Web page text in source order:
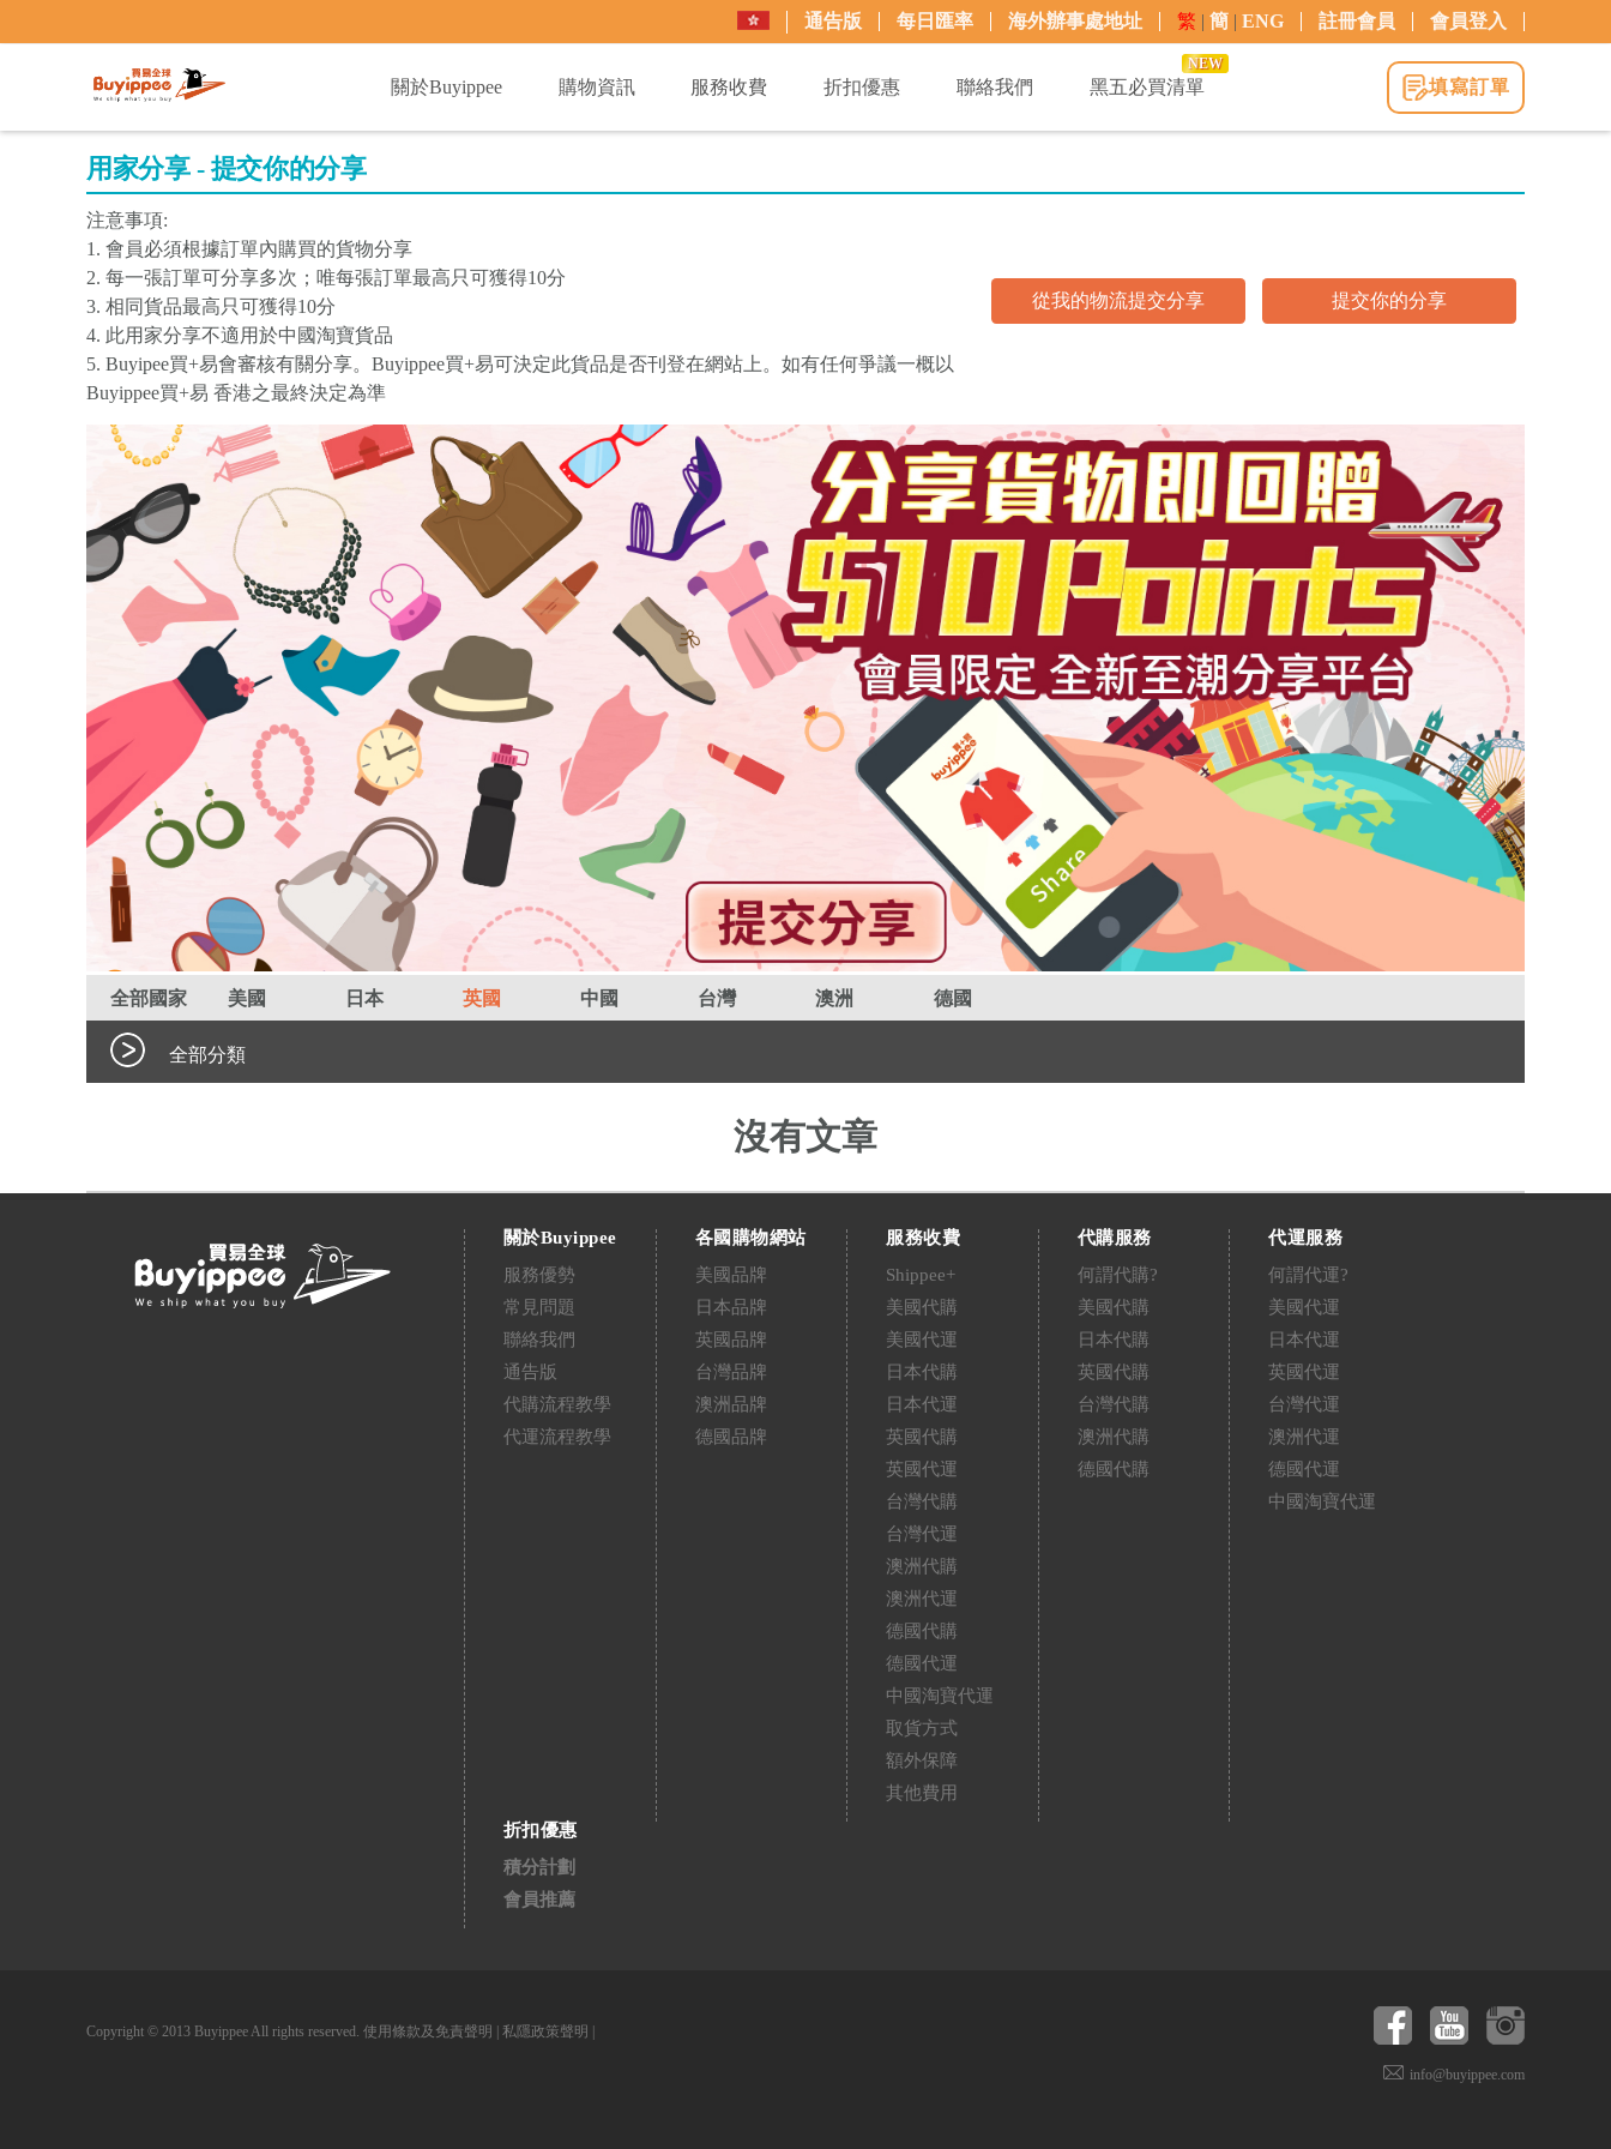
通告版 每日匯率 海外辦事處地址 繁 | 簡 | ENG 註冊會員 會員登入
關於Buyippee
購物資訊 服務收費 折扣優惠 聯絡我們 黑五必買清單
NEW
填寫訂單
用家分享 - 提交你的分享
注意事項:
1. 會員必須根據訂單內購買的貨物分享
2. 每一張訂單可分享多次；唯每張訂單最高只可獲得10分
3. 相同貨品最高只可獲得10分
4. 此用家分享不適用於中國淘寶貨品
5. Buyipee買+易會審核有關分享。Buyippee買+易可決定此貨品是否刊登在網站上。如有任何爭議一概以
Buyippee買+易 香港之最終決定為準
從我的物流提交分享 提交你的分享
全部國家 美國 日本 英國 中國 台灣 澳洲 德國
全部分類
沒有文章
關於Buyippee
服務優勢
常見問題
聯絡我們
通告版
代購流程教學
代運流程教學
各國購物網站
美國品牌
日本品牌
英國品牌
台灣品牌
澳洲品牌
德國品牌
服務收費
Shippee+
美國代購
美國代運
日本代購
日本代運
英國代購
英國代運
台灣代購
台灣代運
澳洲代購
澳洲代運
德國代購
德國代運
中國淘寶代運
取貨方式
額外保障
其他費用
代購服務
何謂代購?
美國代購
日本代購
英國代購
台灣代購
澳洲代購
德國代購
代運服務
何謂代運?
美國代運
日本代運
英國代運
台灣代運
澳洲代運
德國代運
中國淘寶代運
折扣優惠
積分計劃
會員推薦
Copyright © 2013 Buyippee All rights reserved. 使用條款及免責聲明 私隱政策聲明
info@buyippee.com